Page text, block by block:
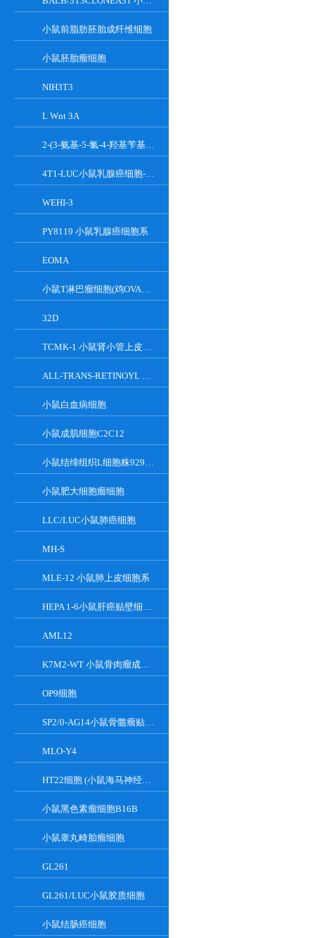
小鼠前脂肪胚胎成纤维细胞
小鼠胚胎瘤细胞
NIH3T3
L Wnt 3A
2-(3-氨基-5-氯-4-羟基苄基)-1H-异吲哚-1,3(2H)-二酮
4T1-LUC小鼠乳腺癌细胞-荧光素酶标记
WEHI-3
PY8119 小鼠乳腺癌细胞系
EOMA
小鼠T淋巴瘤细胞(鸡OVA基因修饰)
32D
TCMK-1 小鼠肾小管上皮细胞系
ALL-TRANS-RETINOYL B-GLUCURONIDE
小鼠白血病细胞
小鼠成肌细胞C2C12
小鼠结缔组织L细胞株929克隆
小鼠肥大细胞瘤细胞
LLC/LUC小鼠肺癌细胞
MH-S
MLE-12 小鼠肺上皮细胞系
HEPA 1-6小鼠肝癌贴壁细胞系
AML12
K7M2-WT 小鼠骨肉瘤成骨细胞系
OP9细胞
SP2/0-AG14小鼠骨髓瘤贴壁细胞系
MLO-Y4
HT22细胞 (小鼠海马神经元细胞) (STR鉴定正确)
小鼠黑色素瘤细胞B16B
小鼠睾丸畸胎瘤细胞
GL261
GL261/LUC小鼠胶质细胞
小鼠结肠癌细胞